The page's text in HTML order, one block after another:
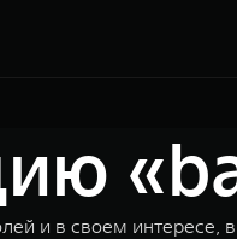
и в своем интересе,